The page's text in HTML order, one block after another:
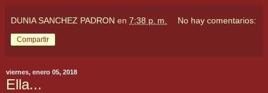
DUNIA SANCHEZ PADRON en 7:38 p. m. No hay comentarios:
Compartir
viernes, enero 05, 2018
Ella...